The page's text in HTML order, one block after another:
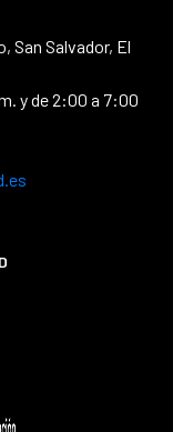
San Salvador, El
y de 2:00 a 7:00